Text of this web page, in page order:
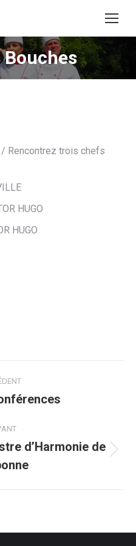
Bouches
ici :
/ Rencontrez trois chefs
HUGO
HUGO
d’Harmonie de